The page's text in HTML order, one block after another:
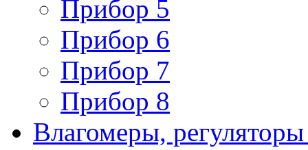
Прибор 5
Прибор 6
Прибор 7
Прибор 8
Влагомеры,